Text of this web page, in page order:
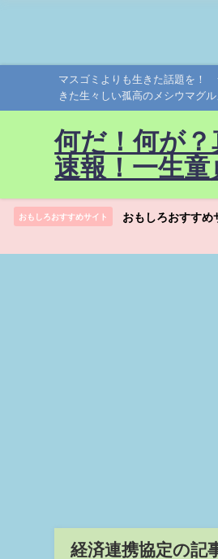
マスゴミよりも生きた話題を
きた生々しい孤高のメシウマグ
何だ！何が
速報！一生童
おもしろおすすめサイト
おもしろおすすめ
経済連携協定の記